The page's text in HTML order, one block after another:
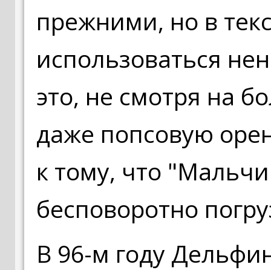
прежними, но в
использоваться
это, не смотря на
даже попсовую
к тому, что
бесповоротно
В 96-м году